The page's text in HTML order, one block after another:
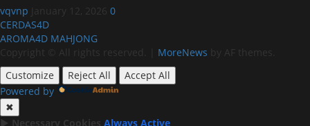
vqvnp January 12, 2026 0
CERDAS4D
AROMA4D MAHJONG
Copyright © All rights reserved.
MoreNews by AF themes.
Customize
Reject All
Accept All
Powered by
✖
► Necessary Cookies Always Active